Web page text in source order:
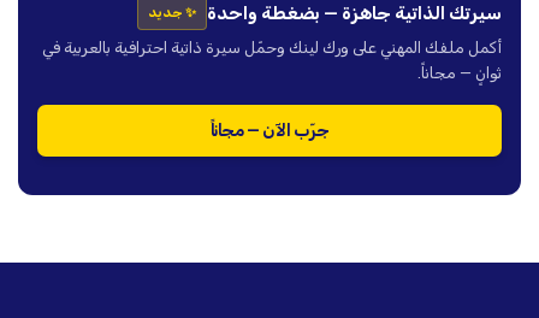
سيرتك الذاتية جاهزة — بضغطة واحدة ✨ جديد
أكمل ملفك المهني على ورك لينك وحمّل سيرة ذاتية احترافية بالعربية في
ثوانٍ — مجاناً.
جرّب الآن — مجاناً